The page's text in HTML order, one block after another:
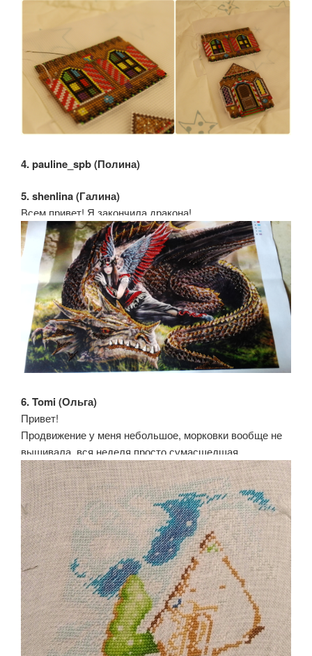
4. pauline_spb (Полина)
5. shenlina (Галина)
Всем привет! Я закончила дракона!
6. Tomi (Ольга)
Привет!
Продвижение у меня небольшое, морковки вообще не
вышивала, вся неделя просто сумасшедшая.